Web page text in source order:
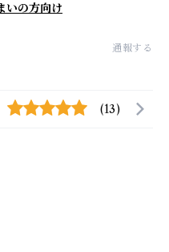
いの方向け
通報する
(13)